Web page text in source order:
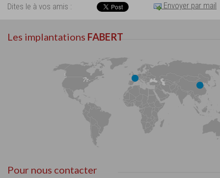
Dites le à vos amis : Envoyer par mail
Les implantations FABERT
Pour nous contacter